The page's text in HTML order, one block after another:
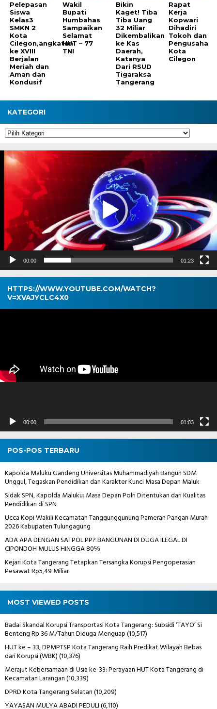
Pelepasan
Siswa
Kelas3
SMKN 2
Kota
Cilegon,angkatan
ke XVIII
Berjalan
Meriah dan
Aman dan
Kondusif
Wakil
Bupati
Humbahas
Sampaikan
Selamat
HUT – 77
TNI
Bikin
Kaget! Tiba
Tiba Uang
32 Miliar
Dikembalikan
ke Kas
Daerah,
Katanya
Dari RSUD
Tigaraksa
Tangerang
Rapat
Kerja
Kopwari
Dihadiri
Tokoh dan
Pengusaha
Kota
Cilegon
KATEGORI
Kategori
Pemutar
Video
00:00 01:23
HTTPS://WWW.YOUTUBE.COM/WATCH?
V=XVAJYCLC4X0
Pemutar
00:00 01:03
POS-POS TERBARU
Kapolda Maluku Gandeng Universitas Muhammadiyah Bangun SDM
Unggul, Tegaskan Pendidikan dan Karakter Kunci Masa Depan Maluk
Sidak SPN, Kapolda Maluku: Masa Depan Polri Ditentukan dari Kualitas
Pendidikan di SPN
Ucca Kopi Wakili Kecamatan Tanggunggunung Pameran Pangan Murah
2026 Kabupaten Tulungagung
ADA APA DENGAN SATPOL PP? BANGUNAN DI DUGA ILEGAL DI
CIPONDOH MULUS HINGGA 80℅
Kejari Kota Tangerang Tetapkan Tersangka Korupsi Pengoperasian
Pesawat Rp5,49 Miliar
MOST VIEWED POSTS
Badai Skandal Korupsi Transportasi Kota Tangerang: Subsidi ‘TAYO’ Si
Benteng Rp 36 M/Tahun Diduga Menguap(10,517)
HUT ke – 33, DPMPTSP Kota Tangerang Raih Predikat Wilayah Bebas
dari Korupsi (WBK)(10,376)
Merajut Kebersamaan di Usia ke-33: Perayaan HUT Kota Tangerang di
Kecamatan Larangan(10,339)
DPRD Kota Tangerang Selatan(10,209)
YAYASAN MULYA ABADI PEDULI(6,110)